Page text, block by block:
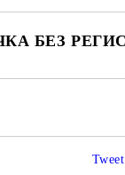
БЕЗ
Tweet